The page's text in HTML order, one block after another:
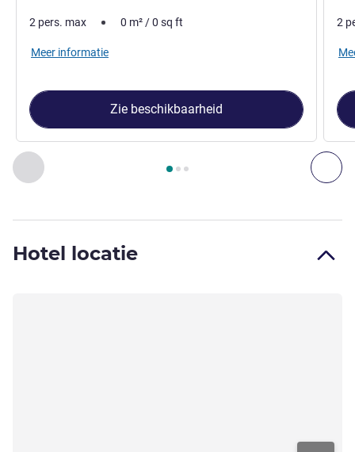
Vorige - Kamer
Pagina , Kamer 1 : Business Double Room , Kamer 2
2 pers. max 0 m²/0 sq ft
Meer informatie
Zie beschikbaarheid
2
Hotel locatie